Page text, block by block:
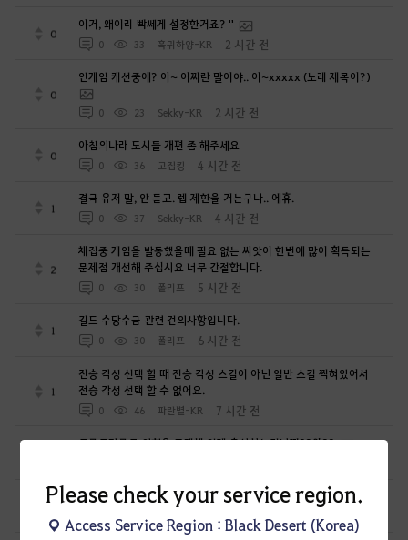
Please check your service region.
Access Service Region : Black Desert (Korea)
0
이거, 왜이리 빡쎄게 설정한거죠? ''
0 33 흑귀하양-KR 2 시간 전
0
인게임 캐선중에? 아~ 어쩌란 말이야.. 이~xxxxx (노래 제목이?)
0 23 Sekky-KR 2 시간 전
0
아침의나라 도시들 개편 좀 해주세요
0 36 고집킹 4 시간 전
1
결국 유저 말, 안 듣고. 렙 제한을 거는구나.. 에휴.
0 37 Sekky-KR 4 시간 전
2
채집중 게임을 발동했을때 필요 없는 씨앗이 한번에 많이 획득되는
문제점 개선해 주십시요 너무 간절합니다.
0 30 폴리프 5 시간 전
1
길드 수당수금 관련 건의사항입니다.
0 30 폴리프 6 시간 전
1
전승 각성 선택 할 때 전승 각성 스킬이 아닌 일반 스킬 찍혀있어서
전승 각성 선택 할 수 없어요.
0 46 파란별-KR 7 시간 전
크로그달로그 외형은 도대체 언제 출시하는겁니꽈??예??
0
새벽의 정수 1:1교환 반대로도 가능하게해주세요
9 시간 전